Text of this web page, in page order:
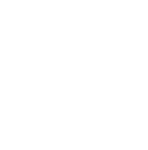
- Túi zip lớn 450g số